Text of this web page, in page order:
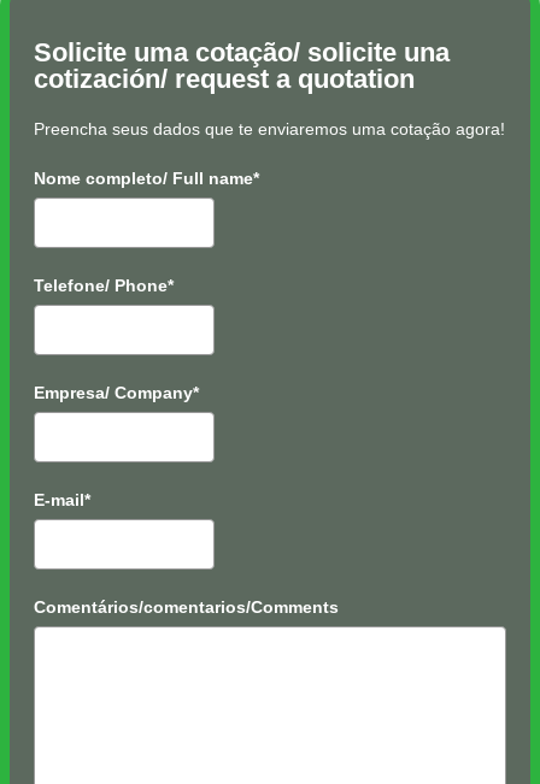
Solicite uma cotação/ solicite una
cotización/ request a quotation
Preencha seus dados que te enviaremos uma cotação agora!
Nome completo/ Full name*
Telefone/ Phone*
Empresa/ Company*
E-mail*
Comentários/comentarios/Comments